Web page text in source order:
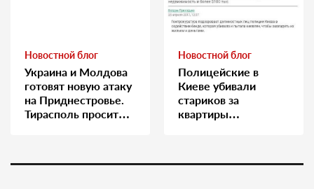
Новостной блог
Украина и Молдова
готовят новую атаку
на Приднестровье.
Тирасполь просит
Новостной блог
Полицейские в
Киеве убивали
стариков за
квартиры…